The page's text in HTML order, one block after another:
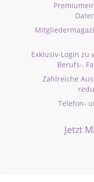
Exklusiv-Login
Berufs-,
Zahlreiche
Telefon-
Jetzt